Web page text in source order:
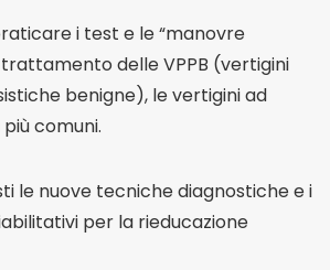
i test e le “manovre
delle VPPB (vertigini
benigne), le vertigini ad
comuni.
le nuove tecniche diagnostiche e i
per la rieducazione